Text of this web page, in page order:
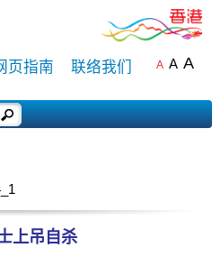
页指南 联络我们 A A A
上吊自杀